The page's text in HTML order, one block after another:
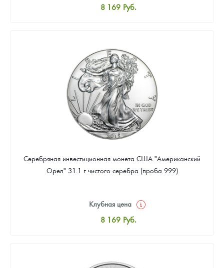
8 169 Руб.
Цена выкупа
Звоните
Серебряная инвестиционная монета США "Американский
Орел" 31.1 г чистого серебра (проба 999)
Клубная цена
8 169 Руб.
Цена выкупа